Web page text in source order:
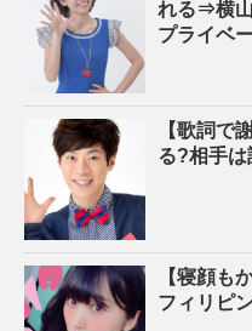
れる⇒横
プライベ
【歌詞で
る?相手
【寝顔も
フィリピ